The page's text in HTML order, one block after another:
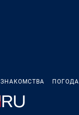
ЗНАКОМСТВА ПОГОДА